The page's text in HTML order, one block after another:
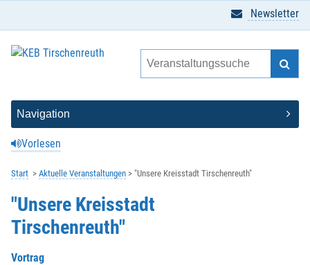
Vorlesen
Newsletter
Start Aktuelle Veranstaltungen "Unsere Kreisstadt Tirschenreuth"
"Unsere Kreisstadt
Tirschenreuth"
Vortrag